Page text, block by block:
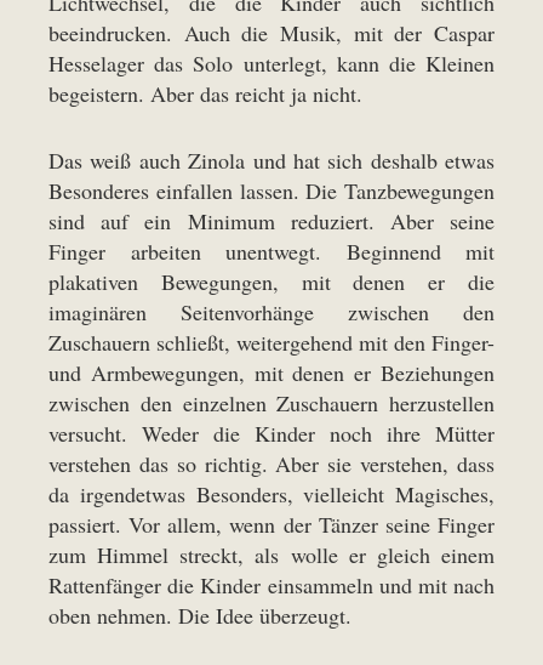
beeindrucken. Auch die Musik, mit der Caspar
Hesselager das Solo unterlegt, kann die Kleinen
begeistern. Aber das reicht ja nicht.
Das weiß auch Zinola und hat sich deshalb etwas
Besonderes einfallen lassen. Die Tanzbewegungen
sind auf ein Minimum reduziert. Aber seine
Finger arbeiten unentwegt. Beginnend mit
plakativen Bewegungen, mit denen er die
imaginären Seitenvorhänge zwischen den
Zuschauern schließt, weitergehend mit den Finger-
und Armbewegungen, mit denen er Beziehungen
zwischen den einzelnen Zuschauern herzustellen
versucht. Weder die Kinder noch ihre Mütter
verstehen das so richtig. Aber sie verstehen, dass
da irgendetwas Besonders, vielleicht Magisches,
passiert. Vor allem, wenn der Tänzer seine Finger
zum Himmel streckt, als wolle er gleich einem
Rattenfänger die Kinder einsammeln und mit nach
oben nehmen. Die Idee überzeugt.